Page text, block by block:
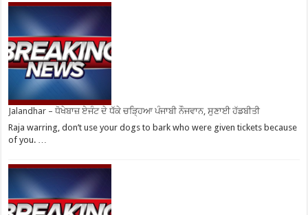
Jalandhar – ਧੋਖੇਬਾਜ਼ ਏਜੰਟ ਦੇ ਧੱਕੇ ਚੜ੍ਹਿਆ ਪੰਜਾਬੀ ਨੌਜਵਾਨ, ਸੁਣਾਈ ਹੱਡਬੀਤੀ
Raja warring, don’t use your dogs to bark who were given tickets because
of you. …